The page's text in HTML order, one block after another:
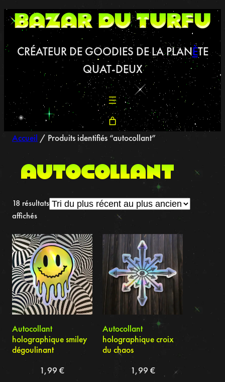
Aller
au
CRÉATEUR DE GOODIES DE LA PLANÈTE
QUAT-DEUX
Accueil / Produits identifiés “autocollant”
autocollant
18 résultats
affichésTrié
plus
récent
au
plus
ancien
Autocollant
holographique smiley
dégoulinant
1,99€
Autocollant
holographique croix
du chaos
1,99 €